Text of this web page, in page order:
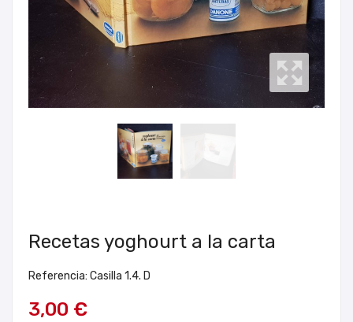
Recetas yoghourt a la carta
Referencia: Casilla 1.4. D
3,00 €